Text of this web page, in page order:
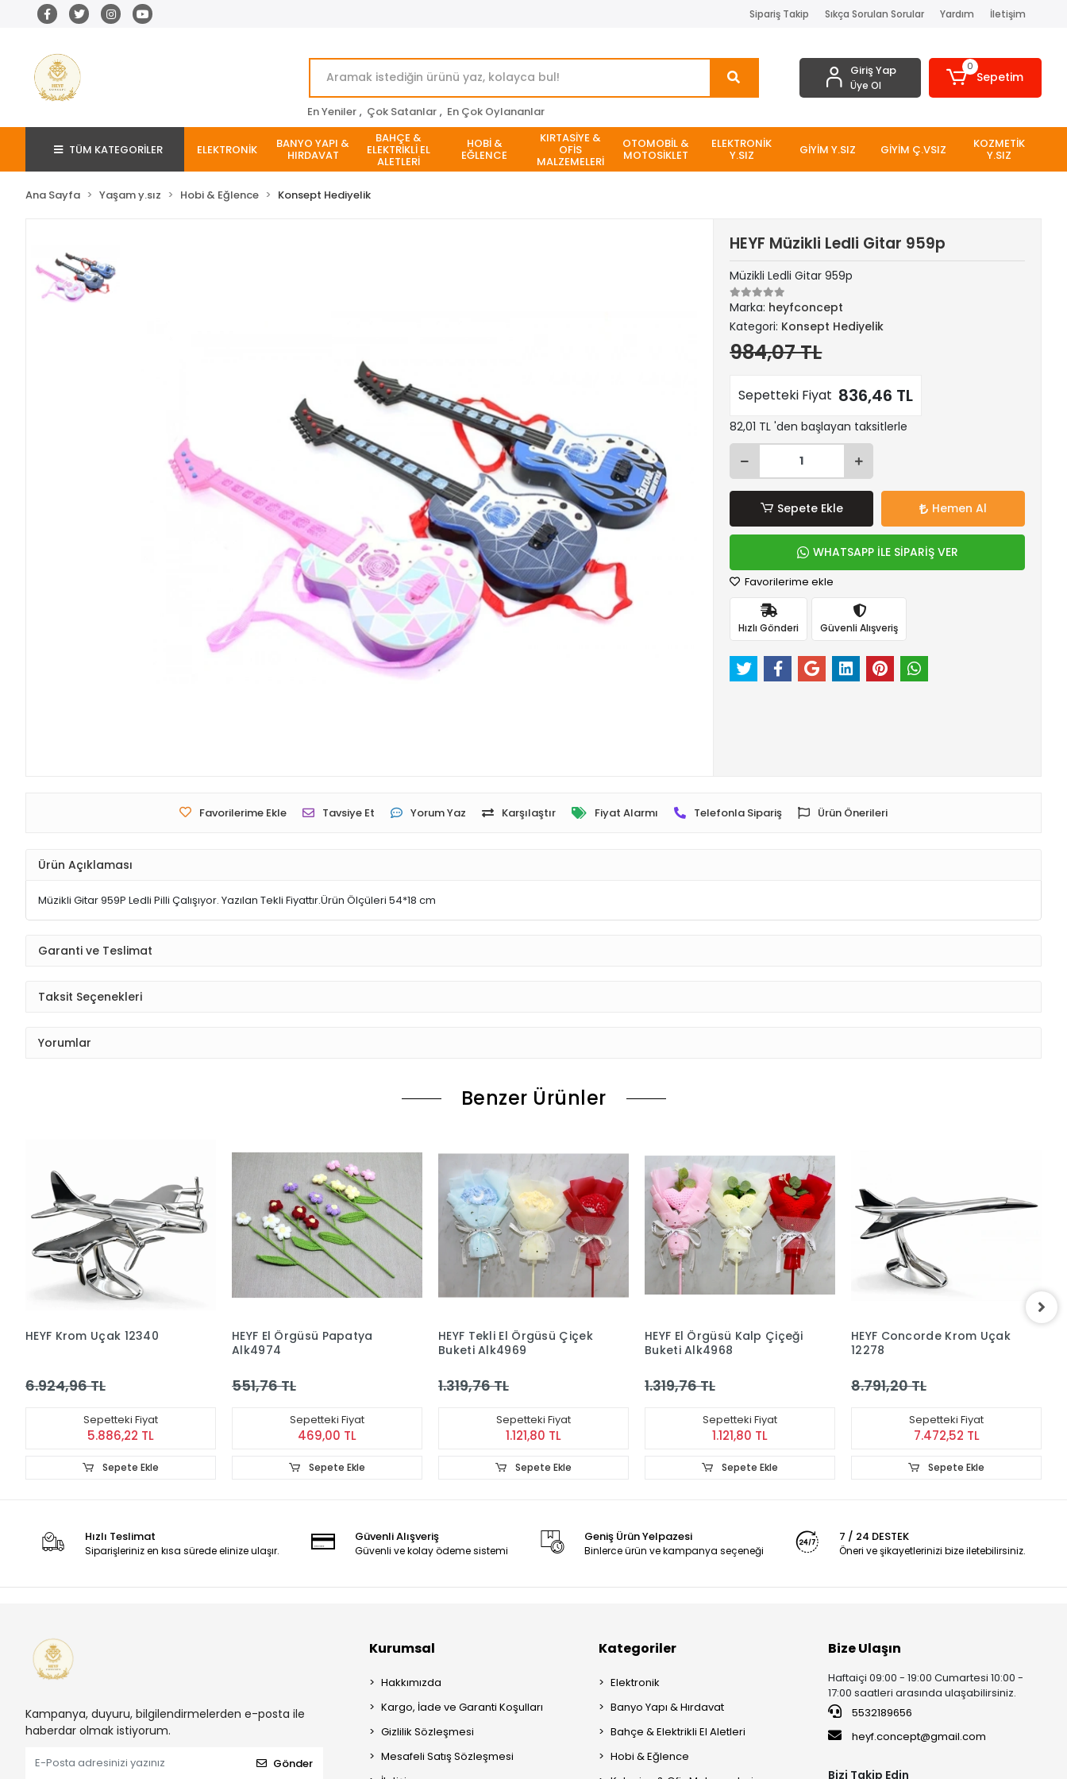
Sipariş Takip Sıkça Sorulan Sorular Yardım İletişim
En Yeniler , Çok Satanlar , En Çok Oylananlar
Giriş Yap
Üye Ol
0
Sepetim
TÜM KATEGORİLER ELEKTRONİK BANYO YAPI &
HIRDAVAT
BAHÇE &
ELEKTRİKLİ EL
ALETLERİ
HOBİ &
EĞLENCE
KIRTASİYE &
OFİS
MALZEMELERİ
OTOMOBİL &
MOTOSİKLET
ELEKTRONİK
Y.SIZ GİYİM Y.SIZ GİYİM Ç.VSIZ KOZMETİK
Y.SIZ
Ana Sayfa Yaşam y.sız Hobi & Eğlence Konsept Hediyelik
HEYF Müzikli Ledli Gitar 959p
Müzikli Ledli Gitar 959p
Marka: heyfconcept
Kategori: Konsept Hediyelik
984,07 TL
Sepetteki Fiyat 836,46 TL
82,01 TL 'den başlayan taksitlerle
Sepete Ekle Hemen Al
WHATSAPP İLE SİPARİŞ VER
Favorilerime ekle
Hızlı Gönderi Güvenli Alışveriş
Favorilerime Ekle Tavsiye Et Yorum Yaz Karşılaştır Fiyat Alarmı Telefonla Sipariş Ürün Önerileri
Ürün Açıklaması
Müzikli Gitar 959P Ledli Pilli Çalışıyor. Yazılan Tekli Fiyattır.Ürün Ölçüleri 54*18 cm
Garanti ve Teslimat
Taksit Seçenekleri
Yorumlar
Benzer Ürünler
HEYF Krom Uçak 12340
6.924,96 TL
Sepetteki Fiyat
5.886,22 TL
Sepete Ekle
HEYF El Örgüsü Papatya
Alk4974
551,76 TL
Sepetteki Fiyat
469,00 TL
Sepete Ekle
HEYF Tekli El Örgüsü Çiçek
Buketi Alk4969
1.319,76 TL
Sepetteki Fiyat
1.121,80 TL
Sepete Ekle
HEYF El Örgüsü Kalp Çiçeği
Buketi Alk4968
1.319,76 TL
Sepetteki Fiyat
1.121,80 TL
Sepete Ekle
HEYF Concorde Krom Uçak
12278
8.791,20 TL
Sepetteki Fiyat
7.472,52 TL
Sepete Ekle
Hızlı Teslimat
Siparişleriniz en kısa sürede elinize ulaşır.
Güvenli Alışveriş
Güvenli ve kolay ödeme sistemi
Geniş Ürün Yelpazesi
Binlerce ürün ve kampanya seçeneği
7 / 24 DESTEK
Öneri ve şikayetlerinizi bize iletebilirsiniz.
Kampanya, duyuru, bilgilendirmelerden e-posta ile
haberdar olmak istiyorum.
Gönder
Kurumsal
Hakkımızda
Kargo, İade ve Garanti Koşulları
Gizlilik Sözleşmesi
Mesafeli Satış Sözleşmesi
Kategoriler
Elektronik
Banyo Yapı & Hırdavat
Bahçe & Elektrikli El Aletleri
Hobi & Eğlence
Bize Ulaşın
Haftaiçi 09:00 - 19:00 Cumartesi 10:00 -
17:00 saatleri arasında ulaşabilirsiniz.
5532189656
heyf.concept@gmail.com
Bizi Takip Edin